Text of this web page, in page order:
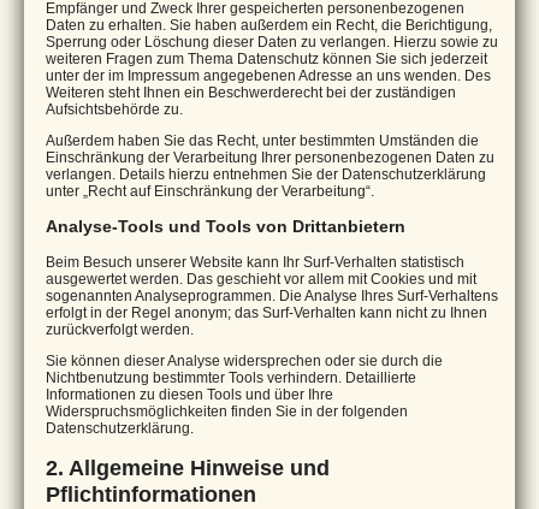
Empfänger und Zweck Ihrer gespeicherten personenbezogenen
Daten zu erhalten. Sie haben außerdem ein Recht, die Berichtigung,
Sperrung oder Löschung dieser Daten zu verlangen. Hierzu sowie zu
weiteren Fragen zum Thema Datenschutz können Sie sich jederzeit
unter der im Impressum angegebenen Adresse an uns wenden. Des
Weiteren steht Ihnen ein Beschwerderecht bei der zuständigen
Aufsichtsbehörde zu.
Außerdem haben Sie das Recht, unter bestimmten Umständen die
Einschränkung der Verarbeitung Ihrer personenbezogenen Daten zu
verlangen. Details hierzu entnehmen Sie der Datenschutzerklärung
unter „Recht auf Einschränkung der Verarbeitung“.
Analyse-Tools und Tools von Drittanbietern
Beim Besuch unserer Website kann Ihr Surf-Verhalten statistisch
ausgewertet werden. Das geschieht vor allem mit Cookies und mit
sogenannten Analyseprogrammen. Die Analyse Ihres Surf-Verhaltens
erfolgt in der Regel anonym; das Surf-Verhalten kann nicht zu Ihnen
zurückverfolgt werden.
Sie können dieser Analyse widersprechen oder sie durch die
Nichtbenutzung bestimmter Tools verhindern. Detaillierte
Informationen zu diesen Tools und über Ihre
Widerspruchsmöglichkeiten finden Sie in der folgenden
Datenschutzerklärung.
2. Allgemeine Hinweise und
Pflichtinformationen